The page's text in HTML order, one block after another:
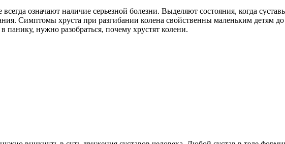
означают наличие серьезной болезни. Выделяют состояния, когда
Симптомы хруста при разгибании колена свойственны маленьким детям до
панику, нужно разобраться, почему хрустят колени.